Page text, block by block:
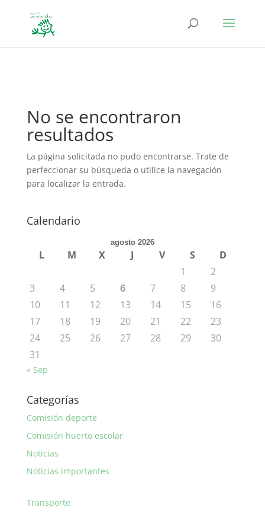
No se encontraron
resultados
La página solicitada no pudo encontrarse. Trate de
perfeccionar su búsqueda o utilice la navegación
para localizar la entrada.
Calendario
agosto 2026
L M X J V S
D
1
2
3
4 5 6 7 8
9
10
11 12 13 14 15
16
17
18 19 20 21 22
23
24
25 26 27 28 29
30
31
« Sep
Categorías
Comisión deporte
Comisión huerto escolar
Noticias
Noticias importantes
Transporte